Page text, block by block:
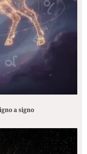
a signo